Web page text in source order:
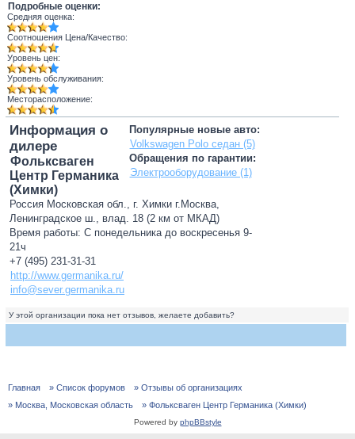
Подробные оценки:
Средняя оценка:
Соотношения Цена/Качество:
Уровень цен:
Уровень обслуживания:
Месторасположение:
Популярные новые авто:
Volkswagen Polo седан (5)
Обращения по гарантии:
Электрооборудование (1)
Информация о
дилере
Фольксваген
Центр Германика
(Химки)
Россия Московская обл., г. Химки г.Москва,
Ленинградское ш., влад. 18 (2 км от МКАД)
Время работы: С понедельника до воскресенья 9-
21ч
+7 (495) 231-31-31
http://www.germanika.ru/
info@sever.germanika.ru
У этой организации пока нет отзывов, желаете добавить?
Главная » Список форумов
» Отзывы об организациях
» Москва, Московская область
» Фольксваген Центр Германика (Химки)
Powered by phpBBstyle